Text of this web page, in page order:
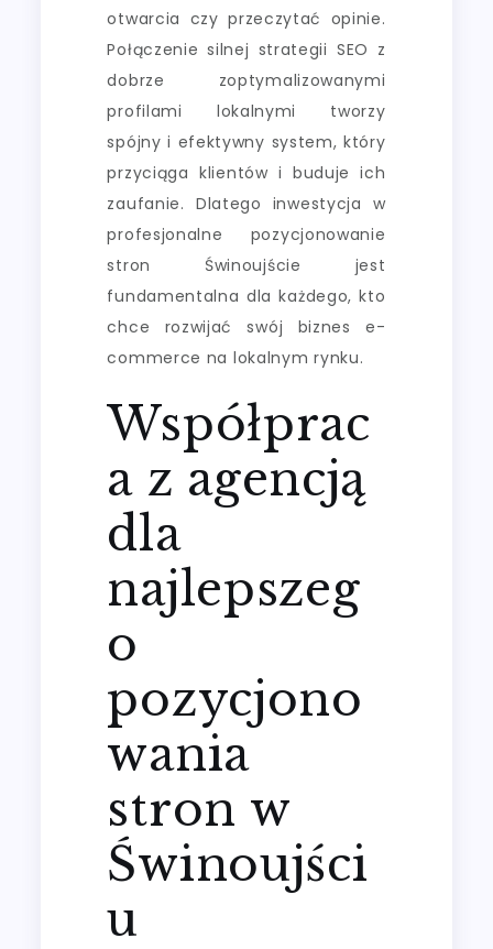
otwarcia czy przeczytać opinie.
Połączenie silnej strategii SEO z
dobrze zoptymalizowanymi
profilami lokalnymi tworzy
spójny i efektywny system, który
przyciąga klientów i buduje ich
zaufanie. Dlatego inwestycja w
profesjonalne pozycjonowanie
stron Świnoujście jest
fundamentalna dla każdego, kto
chce rozwijać swój biznes e-
commerce na lokalnym rynku.
Współprac
a z agencją
dla
najlepszeg
o
pozycjono
wania
stron w
Świnoujści
u